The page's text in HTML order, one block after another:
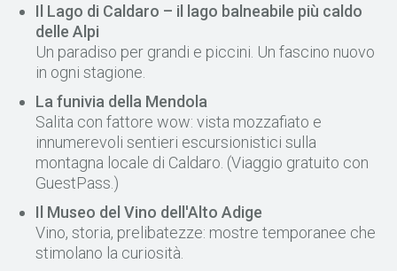
Il Lago di Caldaro – il lago balneabile più caldo
delle Alpi
Un paradiso per grandi e piccini. Un fascino nuovo
in ogni stagione.
La funivia della Mendola
Salita con fattore wow: vista mozzafiato e
innumerevoli sentieri escursionistici sulla
montagna locale di Caldaro. (Viaggio gratuito con
GuestPass.)
Il Museo del Vino dell'Alto Adige
Vino, storia, prelibatezze: mostre temporanee che
stimolano la curiosità.